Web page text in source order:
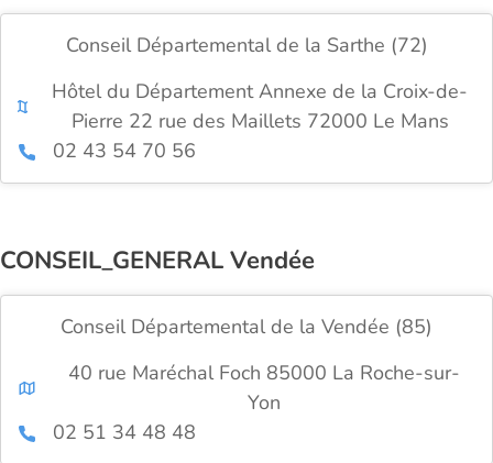
Conseil Départemental de la Sarthe (72)
Hôtel du Département Annexe de la Croix-de-
Pierre 22 rue des Maillets 72000 Le Mans
02 43 54 70 56
CONSEIL_GENERAL Vendée
Conseil Départemental de la Vendée (85)
40 rue Maréchal Foch 85000 La Roche-sur-
Yon
02 51 34 48 48